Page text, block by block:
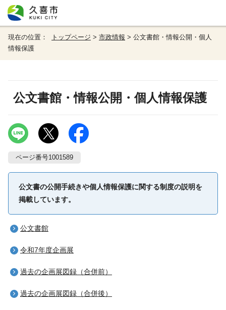
現在の位置： トップページ > 市政情報 > 公文書館・情報公開・個人
情報保護
公文書館・情報公開・個人情報保護
ページ番号1001589
公文書の公開手続きや個人情報保護に関する制度の説明を
掲載しています。
公文書館
令和7年度企画展
過去の企画展図録（合併前）
過去の企画展図録（合併後）